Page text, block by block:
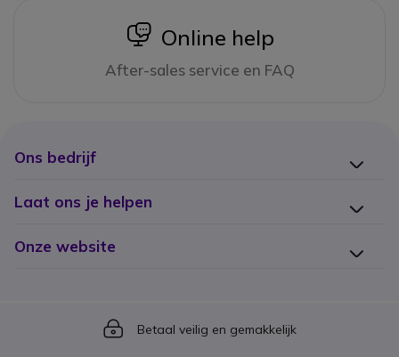
icon
Online help
After-sales service en FAQ
Ons bedrijf
Laat ons je helpen
Onze website
Icon
Betaal veilig en gemakkelijk